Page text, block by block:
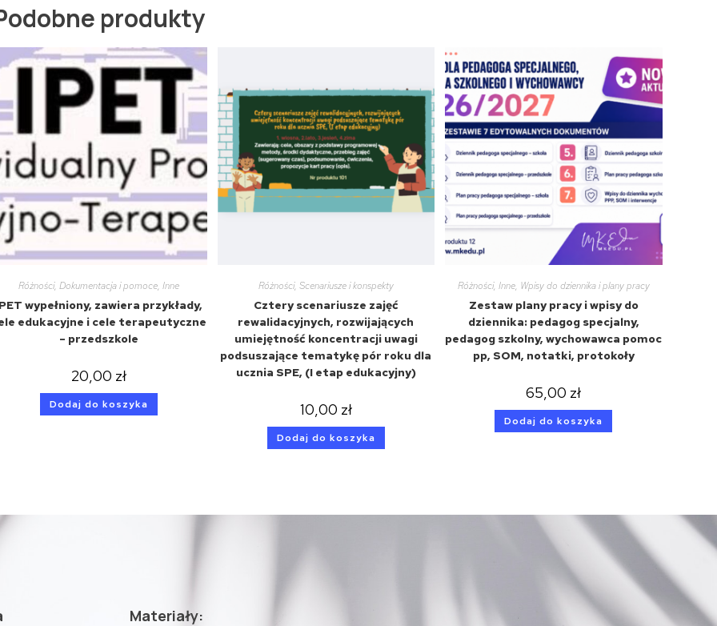
produkty
Różności, Dokumentacja i pomoce, Inne
wypełniony, zawiera przykłady,
edukacyjne i cele terapeutyczne
– przedszkole
20,00 zł
Dodaj do koszyka
Różności, Scenariusze i konspekty
Cztery scenariusze zajęć
rewalidacyjnych, rozwijających
umiejętność koncentracji uwagi
podsuszające tematykę pór roku dla
ucznia SPE, (I etap edukacyjny)
10,00 zł
Dodaj do koszyka
Różności, Inne, Wpisy do dziennika i plany pracy
Zestaw plany pracy i wpisy do
dziennika: pedagog specjalny,
pedagog szkolny, wychowawca pomoc
pp, SOM, notatki, protokoły
65,00 zł
Dodaj do koszyka
Materiały: